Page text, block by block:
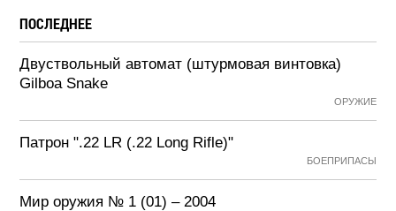
ПОСЛЕДНЕЕ
Двуствольный автомат (штурмовая винтовка)
Gilboa Snake
ОРУЖИЕ
Патрон ".22 LR (.22 Long Rifle)"
БОЕПРИПАСЫ
Мир оружия № 1 (01) – 2004